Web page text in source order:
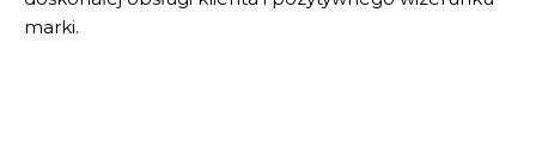
marki.